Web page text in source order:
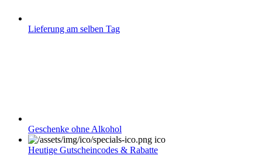
Lieferung am selben Tag
Geschenke ohne Alkohol
Heutige Gutscheincodes & Rabatte